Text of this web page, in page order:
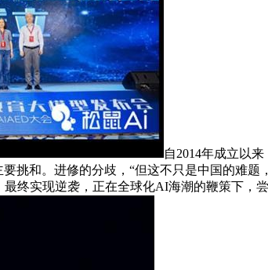
自2014年成立以
挑和。进修的分歧，“但这不只是中国的难题
终实现逆袭，正在全球化AI海潮的鞭策下，